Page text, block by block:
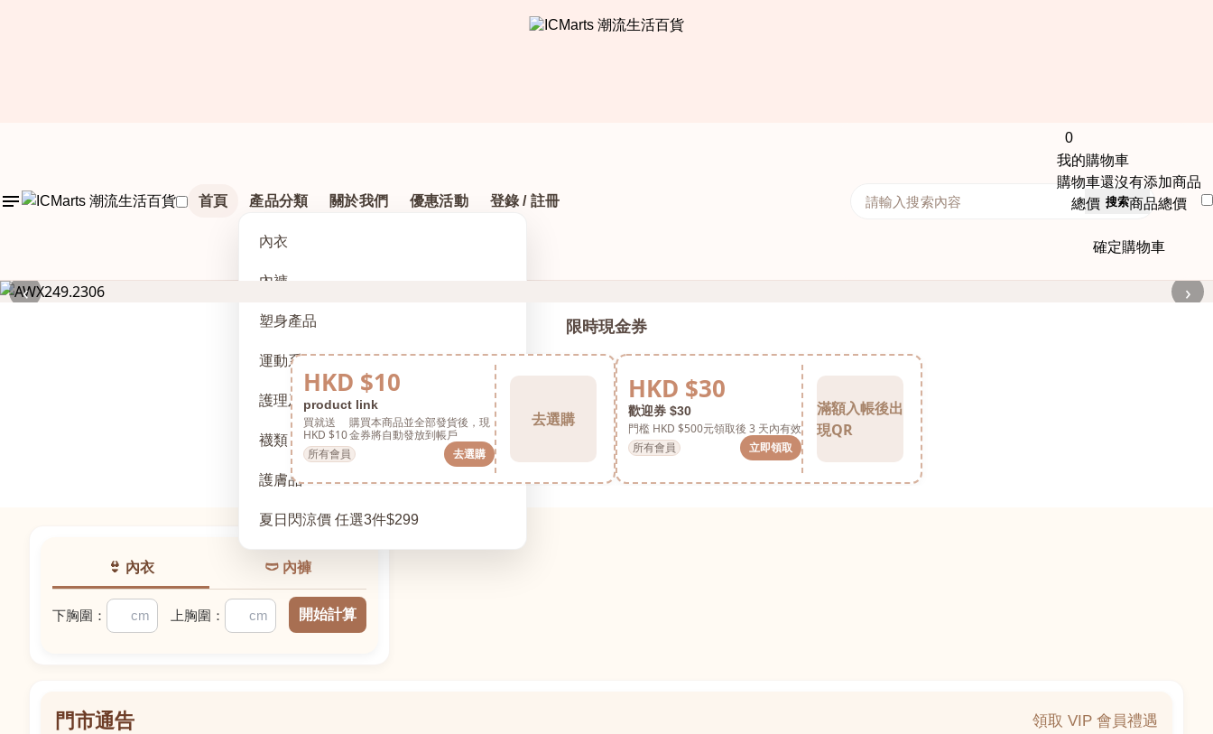
首頁 產品分類
內衣
內褲
塑身產品
運動系列
護理及配件
襪類
護膚品
夏日閃涼價 任選3件$299
關於我們 優惠活動 登錄 / 註冊
0
我的購物車
購物車還沒有添加商品
總價： 商品總價
確定購物車
搜索
‹ ›
限時現金券
HKD $10
product link
買就送
HKD $10
購買本商品並全部發貨後，現
金券將自動發放到帳戶
所有會員
去選購
去選購
HKD $30
歡迎券 $30
門檻 HKD $500元領取後 3 天內有效
所有會員
立即領取
滿額入帳後出
現QR
👙 內衣 🩲 內褲
下胸圍： 上胸圍： 開始計算
門市通告
領取 VIP 會員禮遇